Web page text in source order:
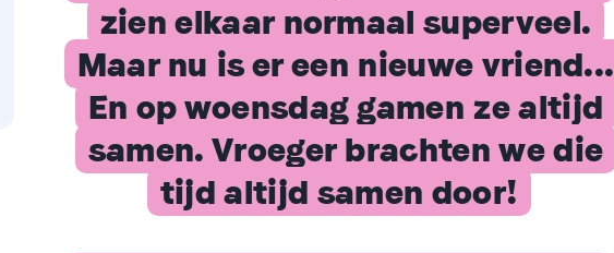
zien elkaar normaal superveel.
Maar nu is er een nieuwe vriend...
En op woensdag gamen ze altijd
samen. Vroeger brachten we die
tijd altijd samen door!